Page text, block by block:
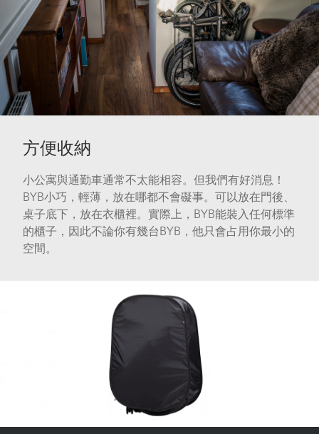
方便收納
小公寓與通勤車通常不太能相容。但我們有好消息！
BYB小巧，輕薄，放在哪都不會礙事。可以放在門後、
桌子底下，放在衣櫃裡。實際上，BYB能裝入任何標準
的櫃子，因此不論你有幾台BYB，他只會占用你最小的
空間。